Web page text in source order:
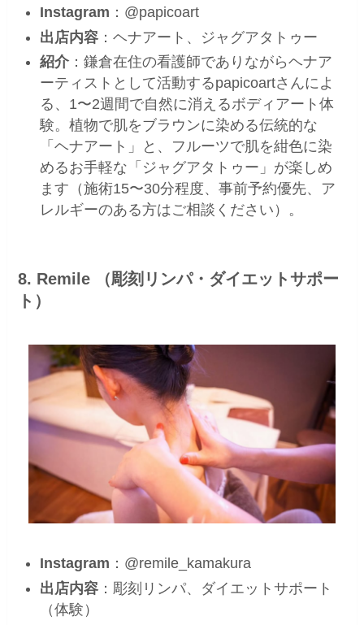
Instagram ：@papicoart
出店内容 ：ヘナアート、ジャグアタトゥー
紹介 ：鎌倉在住の看護師でありながらヘナア
ーティストとして活動するpapicoartさんによ
る、1〜2週間で自然に消えるボディアート体
験。植物で肌をブラウンに染める伝統的な
「ヘナアート」と、フルーツで肌を紺色に染
めるお手軽な「ジャグアタトゥー」が楽しめ
ます（施術15〜30分程度、事前予約優先、ア
レルギーのある方はご相談ください）。
8. Remile （彫刻リンパ・ダイエットサポー
ト）
Instagram ：@remile_kamakura
出店内容 ：彫刻リンパ、ダイエットサポート
（体験）